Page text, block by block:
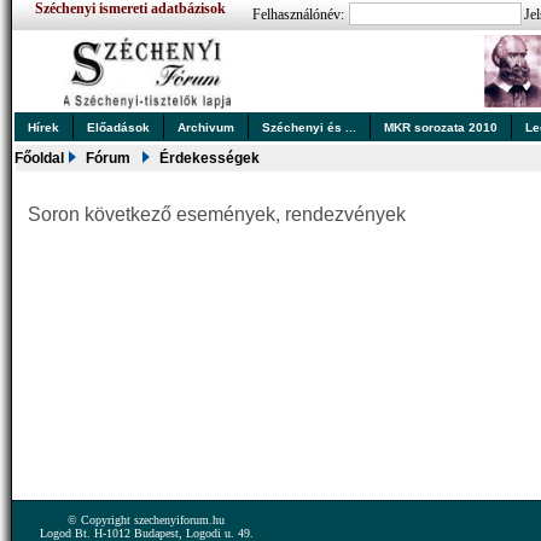
Széchenyi ismereti adatbázisok Felhasználónév:
Hírek Előadások Archivum Széchenyi és ... MKR sorozata 2010
Főoldal Fórum Érdekességek
Soron következő események, rendezvények
© Copyright szechenyiforum.hu
Logod Bt. H-1012 Budapest, Logodi u. 49.